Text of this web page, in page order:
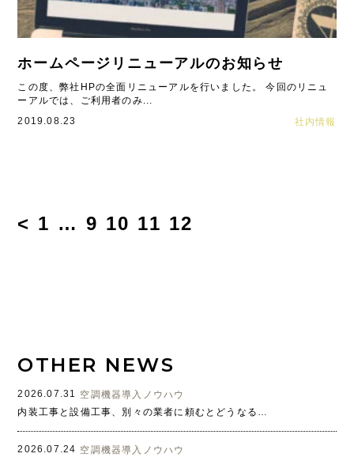
ホームページリニューアルのお知らせ
この度、弊社HPの全面リニューアルを行いました。 今回のリニュ
ーアルでは、ご利用者のみ...
2019.08.23
社内情報
< 1 … 9 10 11 12
OTHER NEWS
2026.07.31 空調機器導入ノウハウ
内装工事と設備工事、別々の業者に頼むとどうなる？よくある課題とワンストップ対応のメリット
2026.07.24 空調機器導入ノウハウ